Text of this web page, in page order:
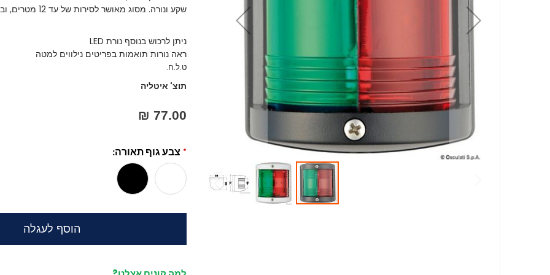
שקע ונורה. מסוג מאושר לסירות של עד 12 מטרים, ובעל רישוי RINA n° ELE324512CS005 וDGM
ניתן לרכוש בנוסף נורת LED
ראה נורות תואמות בפריטים נילווים למטה
ט.ל.ח.
תוצ' איטליה
77.00 ₪
צבע גוף תאורה
הוסף לעגלה